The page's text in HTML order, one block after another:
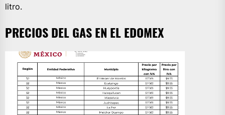
litro.
PRECIOS DEL GAS EN EL EDOMEX